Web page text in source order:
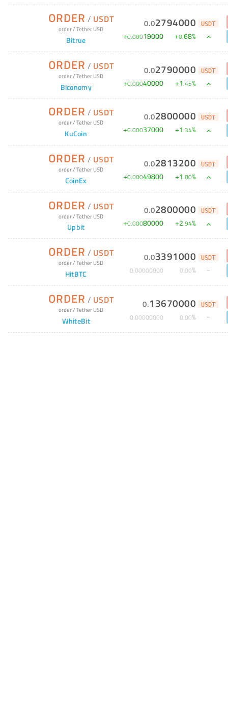
ORDER / USDT
order/Tether USD
Bitrue
0.02794000 USDT
+0.00019000 +0.68%
ORDER / USDT
order/Tether USD
Biconomy
0.02790000 USDT
+0.00040000 +1.45%
ORDER / USDT
order/Tether USD
KuCoin
0.02800000 USDT
+0.00037000 +1.34%
ORDER / USDT
order/Tether USD
CoinEx
0.02813200 USDT
+0.00049800 +1.80%
ORDER / USDT
order/Tether USD
Upbit
0.02800000 USDT
+0.00080000 +2.94%
ORDER / USDT
order/Tether USD
HitBTC
0.03391000 USDT
0.00000000 0.00%
ORDER / USDT
order/Tether USD
WhiteBit
0.13670000 USDT
0.00000000 0.00%